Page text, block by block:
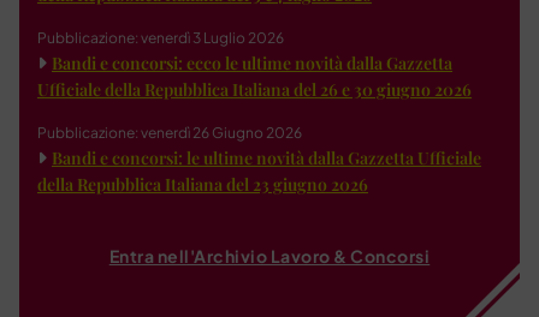
Pubblicazione: venerdì 3 Luglio 2026
Bandi e concorsi: ecco le ultime novità dalla Gazzetta
Ufficiale della Repubblica Italiana del 26 e 30 giugno 2026
Pubblicazione: venerdì 26 Giugno 2026
Bandi e concorsi: le ultime novità dalla Gazzetta Ufficiale
della Repubblica Italiana del 23 giugno 2026
Entra nell'Archivio Lavoro & Concorsi